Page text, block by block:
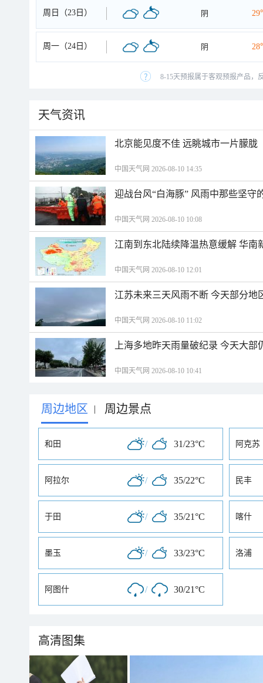
周日（23日） 阴
周一（24日） 阴
8-15天预报属于客观预报产品，
天气资讯
北京能见度不佳 远眺城市一片朦胧
中国天气网 2026-08-10 14:35
迎战台风“白海豚” 风雨中那些坚守
中国天气网 2026-08-10 10:08
江南到东北陆续降温热意缓解 华南
中国天气网 2026-08-10 12:01
江苏未来三天风雨不断 今天部分地
中国天气网 2026-08-10 11:02
上海多地昨天雨量破纪录 今天大
中国天气网 2026-08-10 10:41
周边地区 | 周边景点
和田 / 31/23°C 阿克苏
阿拉尔 / 35/22°C 民丰
于田 / 35/21°C 喀什
墨玉 / 33/23°C 洛浦
阿图什 / 30/21°C
高清图集